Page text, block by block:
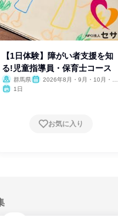
【1日体験】障がい者支援を知
る!児童指導員・保育士コース
群馬県
2026年8月・9月・10月・11
1日
お気に入り